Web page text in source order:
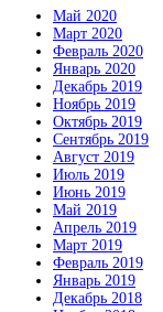
Май 2020
Март 2020
Февраль 2020
Январь 2020
Декабрь 2019
Ноябрь 2019
Октябрь 2019
Сентябрь 2019
Август 2019
Июль 2019
Июнь 2019
Май 2019
Апрель 2019
Март 2019
Февраль 2019
Январь 2019
Декабрь 2018